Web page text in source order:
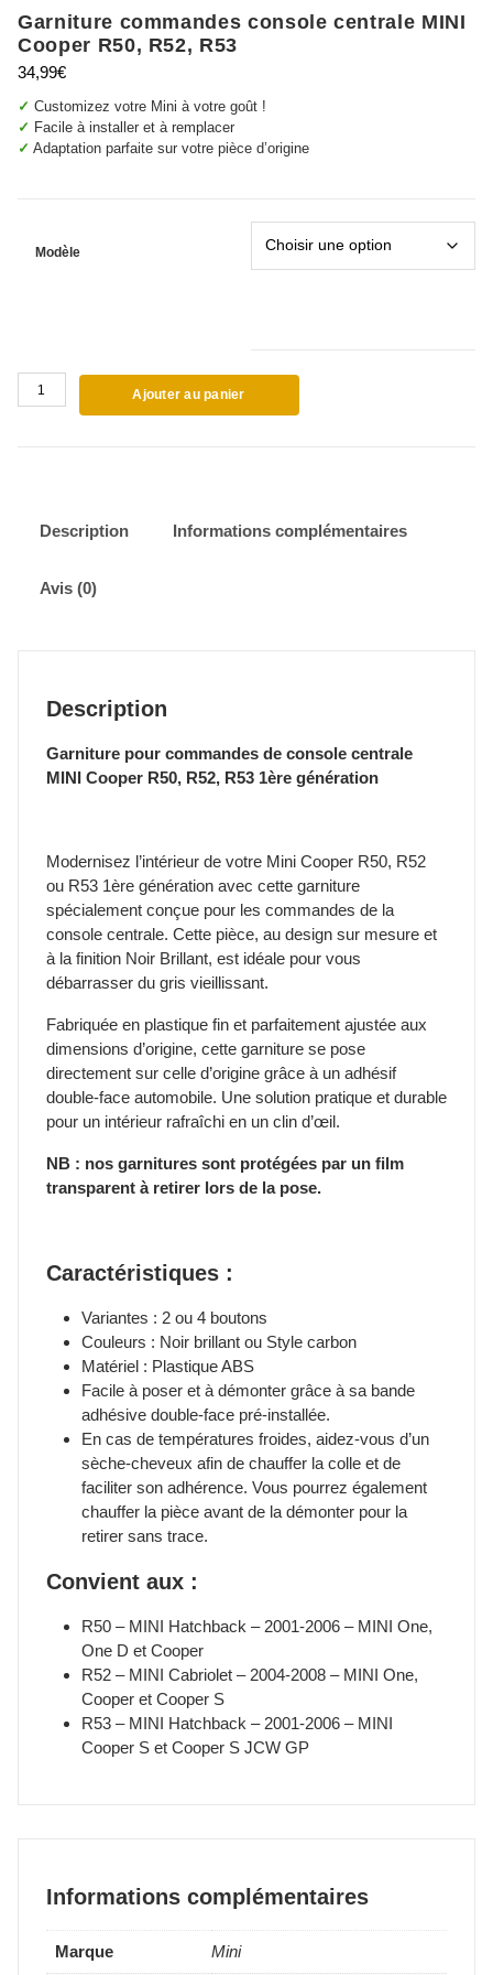
Garniture commandes console centrale MINI
Cooper R50, R52, R53
34,99€
✓ Customizez votre Mini à votre goût !
✓ Facile à installer et à remplacer
✓ Adaptation parfaite sur votre pièce d’origine
Modèle
quantité
de
MINI
Ajouter au panier
Description Informations complémentaires
Avis (0)
Description
Garniture pour commandes de console centrale
MINI Cooper R50, R52, R53 1ère génération
Modernisez l’intérieur de votre Mini Cooper R50, R52
ou R53 1ère génération avec cette garniture
spécialement conçue pour les commandes de la
console centrale. Cette pièce, au design sur mesure et
à la finition Noir Brillant, est idéale pour vous
débarrasser du gris vieillissant.
Fabriquée en plastique fin et parfaitement ajustée aux
dimensions d’origine, cette garniture se pose
directement sur celle d’origine grâce à un adhésif
double-face automobile. Une solution pratique et durable
pour un intérieur rafraîchi en un clin d’œil.
NB : nos garnitures sont protégées par un film
transparent à retirer lors de la pose.
Caractéristiques :
Variantes : 2 ou 4 boutons
Couleurs : Noir brillant ou Style carbon
Matériel : Plastique ABS
Facile à poser et à démonter grâce à sa bande
adhésive double-face pré-installée.
En cas de températures froides, aidez-vous d’un
sèche-cheveux afin de chauffer la colle et de
faciliter son adhérence. Vous pourrez également
chauffer la pièce avant de la démonter pour la
retirer sans trace.
Convient aux :
R50 – MINI Hatchback – 2001-2006 – MINI One,
One D et Cooper
R52 – MINI Cabriolet – 2004-2008 – MINI One,
Cooper et Cooper S
R53 – MINI Hatchback – 2001-2006 – MINI
Cooper S et Cooper S JCW GP
Informations complémentaires
Marque Mini